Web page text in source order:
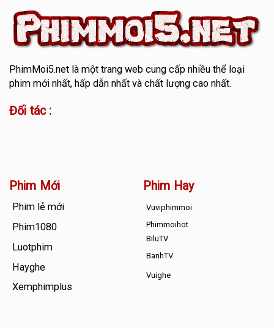
PhimMoi5.netlà một trang web cung cấp nhiều thể loại
phim mới nhất, hấp dẫn nhất và chất lượng cao nhất.
Đối tác :
Phim Mới
Phim lẻ mới
Phim1080
Luotphim
Hayghe
Xemphimplus
Phim Hay
Vuviphimmoi
Phimmoihot
BiluTV
BanhTV
Vuighe